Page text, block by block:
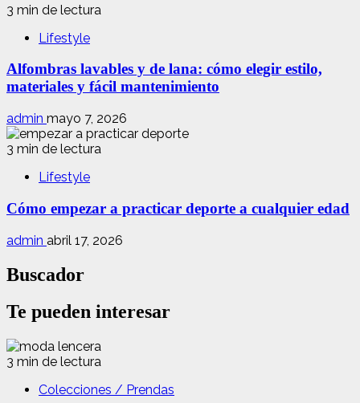
3 min de lectura
Lifestyle
Alfombras lavables y de lana: cómo elegir estilo,
materiales y fácil mantenimiento
admin mayo 7, 2026
3 min de lectura
Lifestyle
Cómo empezar a practicar deporte a cualquier edad
admin abril 17, 2026
Buscador
Te pueden interesar
3 min de lectura
Colecciones / Prendas